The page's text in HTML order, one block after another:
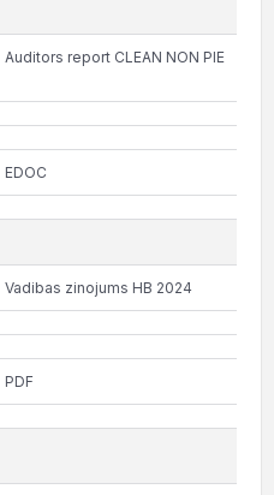
Auditors report CLEAN NON PIE
EDOC
Vadibas zinojums HB 2024
PDF